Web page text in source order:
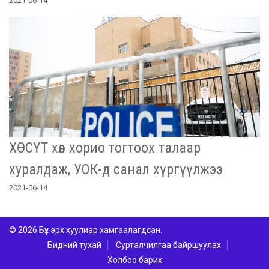
ХӨСҮТ хөл хорио тогтоох талаар
хуралдаж, УОК-д санал хүргүүлжээ
2021-06-14
© 2026 Бүх эрх хуулиар хамгаалагдсан.
Бидний тухай
Сурталчилгаа байршуулах
Холбоо барих